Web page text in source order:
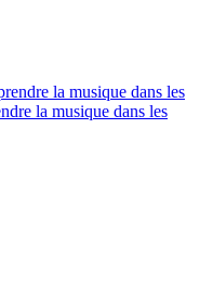
la musique dans les